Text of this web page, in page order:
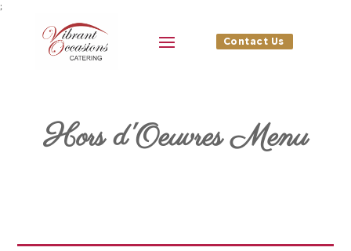
;
Contact Us
Hors d'Oeuvres Menu